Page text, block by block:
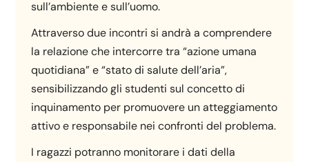
sull’ambiente e sull’uomo.
Attraverso due incontri si andrà a comprendere
la relazione che intercorre tra “azione umana
quotidiana” e “stato di salute dell’aria”,
sensibilizzando gli studenti sul concetto di
inquinamento per promuovere un atteggiamento
attivo e responsabile nei confronti del problema.
I ragazzi potranno monitorare i dati della